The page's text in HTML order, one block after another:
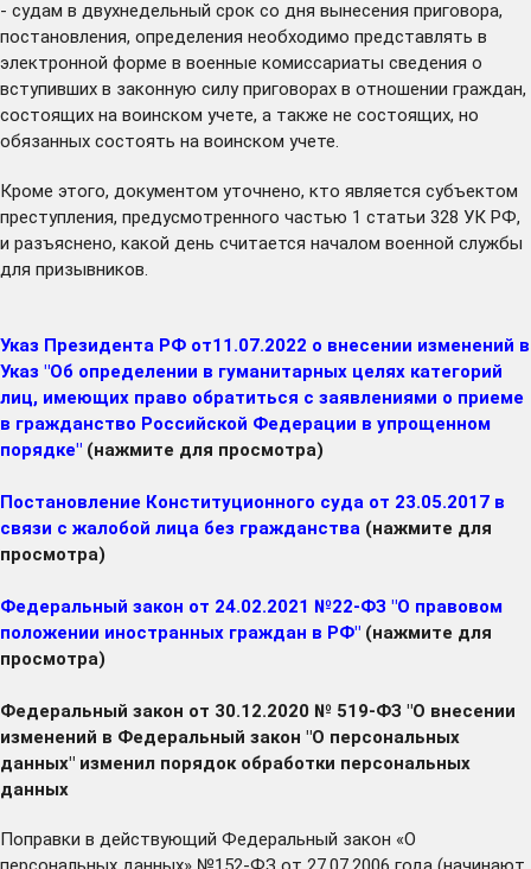
- судам в двухнедельный срок со дня вынесения приговора,
постановления, определения необходимо представлять в
электронной форме в военные комиссариаты сведения о
вступивших в законную силу приговорах в отношении граждан,
состоящих на воинском учете, а также не состоящих, но
обязанных состоять на воинском учете.
Кроме этого, документом уточнено, кто является субъектом
преступления, предусмотренного частью 1 статьи 328 УК РФ,
и разъяснено, какой день считается началом военной службы
для призывников.
Указ Президента РФ от11.07.2022 о внесении изменений в
Указ "Об определении в гуманитарных целях категорий
лиц, имеющих право обратиться с заявлениями о приеме
в гражданство Российской Федерации в упрощенном
порядке" (нажмите для просмотра)
Постановление Конституционного суда от 23.05.2017 в
связи с жалобой лица без гражданства (нажмите для
просмотра)
Федеральный закон от 24.02.2021 №22-ФЗ "О правовом
положении иностранных граждан в РФ" (нажмите для
просмотра)
Федеральный закон от 30.12.2020 № 519-ФЗ "О внесении
изменений в Федеральный закон "О персональных
данных" изменил порядок обработки персональных
данных
Поправки в действующий Федеральный закон «О